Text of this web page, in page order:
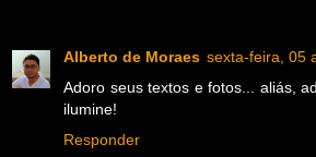
Alberto de Moraes sexta-feira, 05
Adoro seus textos e fotos... aliás,
ilumine!
Responder